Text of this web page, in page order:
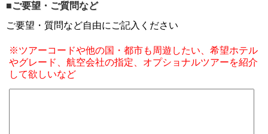
■ご要望・ご質問など
ご要望・質問など自由にご記入ください
※ツアーコードや他の国・都市も周遊したい、希望ホテル
やグレード、航空会社の指定、オプショナルツアーを紹介
して欲しいなど